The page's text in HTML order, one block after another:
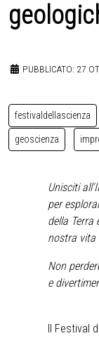
PUBBLICATO: 27
festivaldellascienza
geoscienza
Unisciti
per
della Terra
nostra vita
Non
e
Il Festival